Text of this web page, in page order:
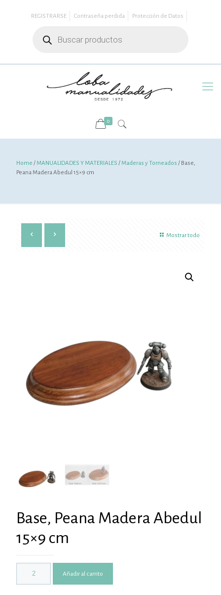
REGISTRARSE Contraseña perdida
Protección de Datos
productos
0
Home /MANUALIDADES Y MATERIALES /Maderas y Torneados / Base,
Peana Madera Abedul 15×9 cm
Mostrar todo
Base, Peana Madera Abedul
15×9 cm
Añadir al carrito